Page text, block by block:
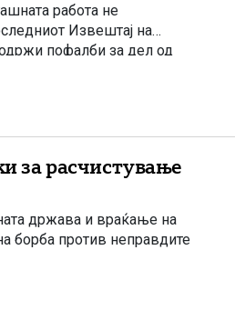
работа не
Извештај на
пофалби за дел од
во правосудниот систем.
за расчистување
држава и враќање на
борба против неправдите